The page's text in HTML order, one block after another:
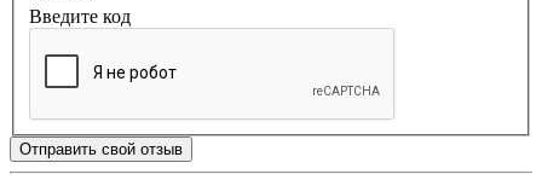
Введите код
Отправить свой отзыв